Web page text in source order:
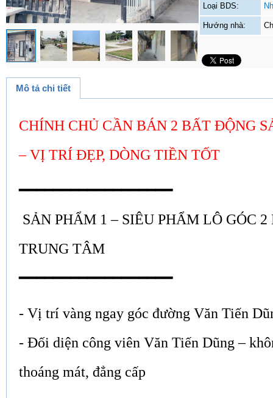
Loại BDS:
Hướng nhà:
Mô tả chi tiết
CHÍNH CHỦ CẦN BÁN 2 BẤT ĐỘNG
– VỊ TRÍ ĐẸP, DÒNG TIỀN TỐT
━━━━━━━━━━━━━━━━━━
SẢN PHẨM 1 – SIÊU PHẨM LÔ GÓC
TRUNG TÂM
━━━━━━━━━━━━━━━━━━
- Vị trí vàng ngay góc đường Văn Tiến
- Đối diện công viên Văn Tiến Dũng –
thoáng mát, đẳng cấp